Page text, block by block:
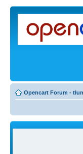
Opencart Forum -